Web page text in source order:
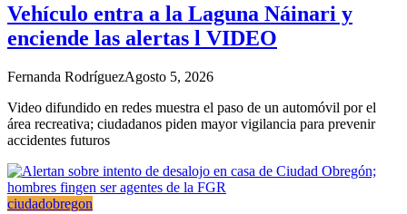
Vehículo entra a la Laguna Náinari y
enciende las alertas l VIDEO
Fernanda RodríguezAgosto 5, 2026
Video difundido en redes muestra el paso de un automóvil por el
área recreativa; ciudadanos piden mayor vigilancia para prevenir
accidentes futuros
ciudadobregon